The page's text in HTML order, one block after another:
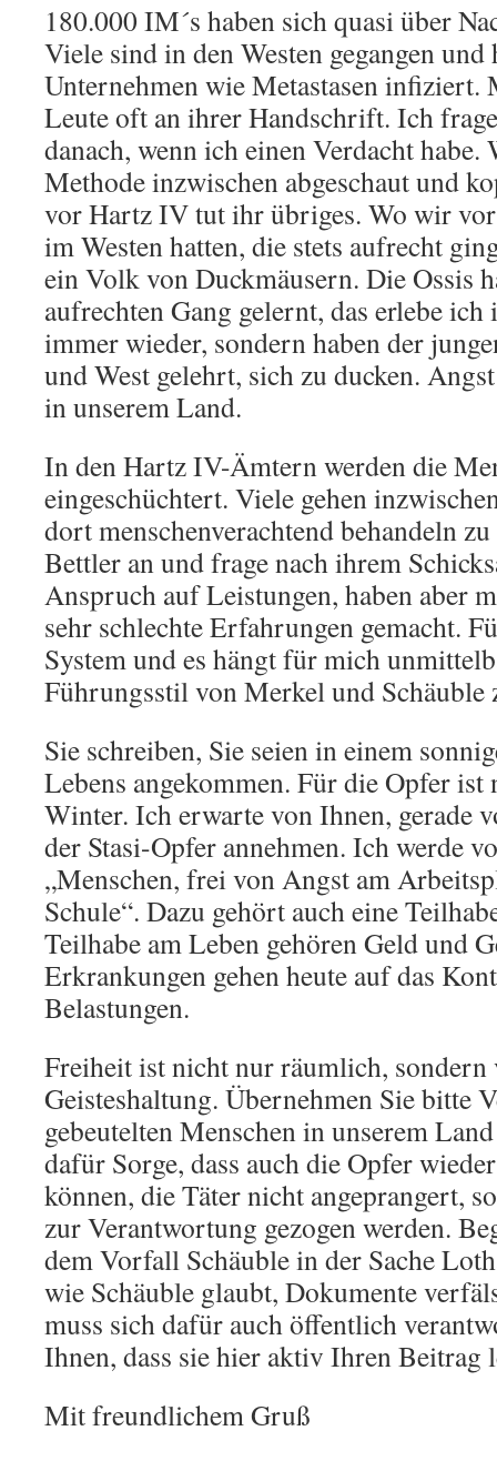
180.000 IM´s haben sich quasi über
Viele sind in den Westen gegangen und
Unternehmen wie Metastasen infiziert.
Leute oft an ihrer Handschrift. Ich
danach, wenn ich einen Verdacht habe.
Methode inzwischen abgeschaut und
vor Hartz IV tut ihr übriges. Wo wir
im Westen hatten, die stets aufrecht
ein Volk von Duckmäusern. Die Ossis
aufrechten Gang gelernt, das erlebe
immer wieder, sondern haben der
und West gelehrt, sich zu ducken.
in unserem Land.
In den Hartz IV-Ämtern werden die
eingeschüchtert. Viele gehen
dort menschenverachtend behandeln
Bettler an und frage nach ihrem
Anspruch auf Leistungen, haben aber
sehr schlechte Erfahrungen gemacht.
System und es hängt für mich
Führungsstil von Merkel und Schäuble
Sie schreiben, Sie seien in einem
Lebens angekommen. Für die Opfer
Winter. Ich erwarte von Ihnen, gerade
der Stasi-Opfer annehmen. Ich werde
„Menschen, frei von Angst am
Schule“. Dazu gehört auch eine
Teilhabe am Leben gehören Geld und
Erkrankungen gehen heute auf das
Belastungen.
Freiheit ist nicht nur räumlich, sondern
Geisteshaltung. Übernehmen Sie bitte
gebeutelten Menschen in unserem
dafür Sorge, dass auch die Opfer
können, die Täter nicht angeprangert,
zur Verantwortung gezogen werden.
dem Vorfall Schäuble in der Sache
wie Schäuble glaubt, Dokumente
muss sich dafür auch öffentlich
Ihnen, dass sie hier aktiv Ihren Beitrag
Mit freundlichem Gruß